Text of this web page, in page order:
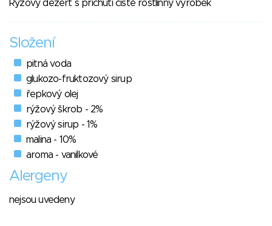
Rýžový dezert s příchutí čistě rostlinný výrobek
Složení
pitná voda
glukozo-fruktozový sirup
řepkový olej
rýžový škrob - 2%
rýžový sirup - 1%
malina - 10%
aroma - vanilkové
Alergeny
nejsou uvedeny